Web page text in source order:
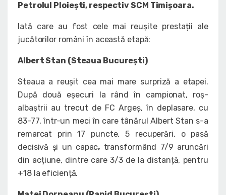
Petrolul Ploiești, respectiv SCM Timișoara.
Iată care au fost cele mai reușite prestații ale
jucătorilor români în această etapă:
Albert Stan (Steaua București)
Steaua a reușit cea mai mare surpriză a etapei.
După două eșecuri la rând în campionat, roș-
albaștrii au trecut de FC Argeș, în deplasare, cu
83-77, într-un meci în care tânărul Albert Stan s-a
remarcat prin 17 puncte, 5 recuperări, o pasă
decisivă și un capac, transformând 7/9 aruncări
din acțiune, dintre care 3/3 de la distanță, pentru
+18 la eficiență.